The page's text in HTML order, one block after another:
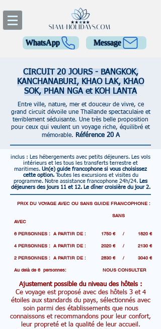
WhatsApp Message
CIRCUIT 20 JOURS - BANGKOK,
KANCHANABURI, KHAO LAK, KHAO
SOK, PHAN NGA et KOH LANTA
Entre ville, nature, mer et douceur de vivre, ce
grand circuit dévoile une Thaïlande spectaculaire et
terriblement séduisante. Une très belle proposition
pour ceux qui veulent un voyage riche, équilibré et
mémorable. Référence 20 A
inclus : Les hébergements avec petits déjeuners.
Les vols
intérieurs et les tous les transferts terrestre et
maritimes. Un(e) guide francophone si vous choisissez
cette option. Toutes les excursions et visites du
programme. Notre assistance francophone 24h/24. Les
déjeuners des jours 11 et 12. Le dîner croisière du jour 2.
PRIX DU VOYAGE AVEC OU SANS GUIDE FRANCOPHONE :
SANS
AVEC
6 PERSONNES : A PARTIR DE : 1750 € / 1820 €
4 PERSONNES : A PARTIR DE : 2020 € / 2130 €
2 PERSONNES : A PARTIR DE : 2830 € / 3040 €
Au delà de 6 personnes: NOUS CONSULTER
Ajustement possible du niveau des hôtels :
Ce voyage est proposé avec des hôtels 3 et 4
étoiles aux standards du pays, sélectionnés avec
soin parmi des établissements que nous
connaissons et recommandons pour leur confort,
leur propreté et la qualité de leur accueil.